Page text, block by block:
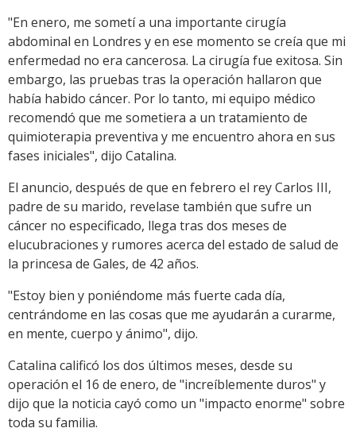
"En enero, me sometí a una importante cirugía
abdominal en Londres y en ese momento se creía que mi
enfermedad no era cancerosa. La cirugía fue exitosa. Sin
embargo, las pruebas tras la operación hallaron que
había habido cáncer. Por lo tanto, mi equipo médico
recomendó que me sometiera a un tratamiento de
quimioterapia preventiva y me encuentro ahora en sus
fases iniciales", dijo Catalina.
El anuncio, después de que en febrero el rey Carlos III,
padre de su marido, revelase también que sufre un
cáncer no especificado, llega tras dos meses de
elucubraciones y rumores acerca del estado de salud de
la princesa de Gales, de 42 años.
"Estoy bien y poniéndome más fuerte cada día,
centrándome en las cosas que me ayudarán a curarme,
en mente, cuerpo y ánimo", dijo.
Catalina calificó los dos últimos meses, desde su
operación el 16 de enero, de "increíblemente duros" y
dijo que la noticia cayó como un "impacto enorme" sobre
toda su familia.